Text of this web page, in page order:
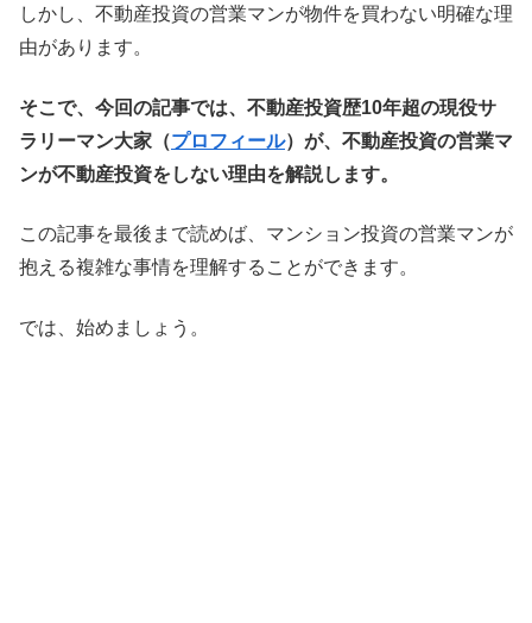
しかし、不動産投資の営業マンが物件を買わない明確な理
由があります。
そこで、今回の記事では、不動産投資歴10年超の現役サ
ラリーマン大家（プロフィール）が、不動産投資の営業マ
ンが不動産投資をしない理由を解説します。
この記事を最後まで読めば、マンション投資の営業マンが
抱える複雑な事情を理解することができます。
では、始めましょう。